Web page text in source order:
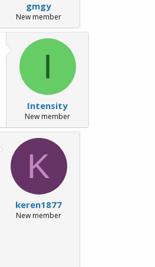
gmgy
New member
I
Intensity
New member
K
keren1877
New member